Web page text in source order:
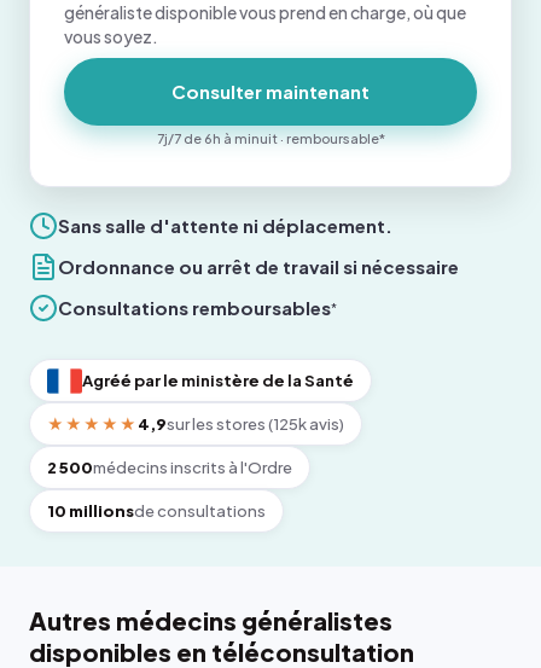
Sans salle d'attente ni déplacement.
Ordonnance ou arrêt de travail si nécessaire
Consultations remboursables*
Agréé par le ministère de la Santé
★★★★★ 4,9sur les stores (125k avis)
2 500médecins inscrits à l'Ordre
10 millionsde consultations
généraliste disponible vous prend en charge, où que
vous soyez.
Consulter maintenant
7j/7 de 6h à minuit · remboursable*
Autres médecins généralistes
disponibles en téléconsultation